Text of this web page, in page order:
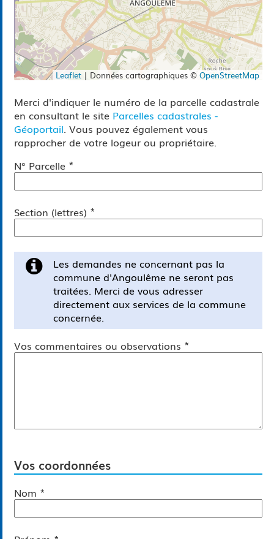
Leaflet | Données cartographiques © OpenStreetMap
Merci d'indiquer le numéro de la parcelle cadastrale
en consultant le site Parcelles cadastrales -
Géoportail. Vous pouvez également vous
rapprocher de votre logeur ou propriétaire.
N° Parcelle *
Section (lettres) *
Les demandes ne concernant pas la
commune d'Angoulême ne seront pas
traitées. Merci de vous adresser
directement aux services de la commune
concernée.
Vos commentaires ou observations *
Vos coordonnées
Nom *